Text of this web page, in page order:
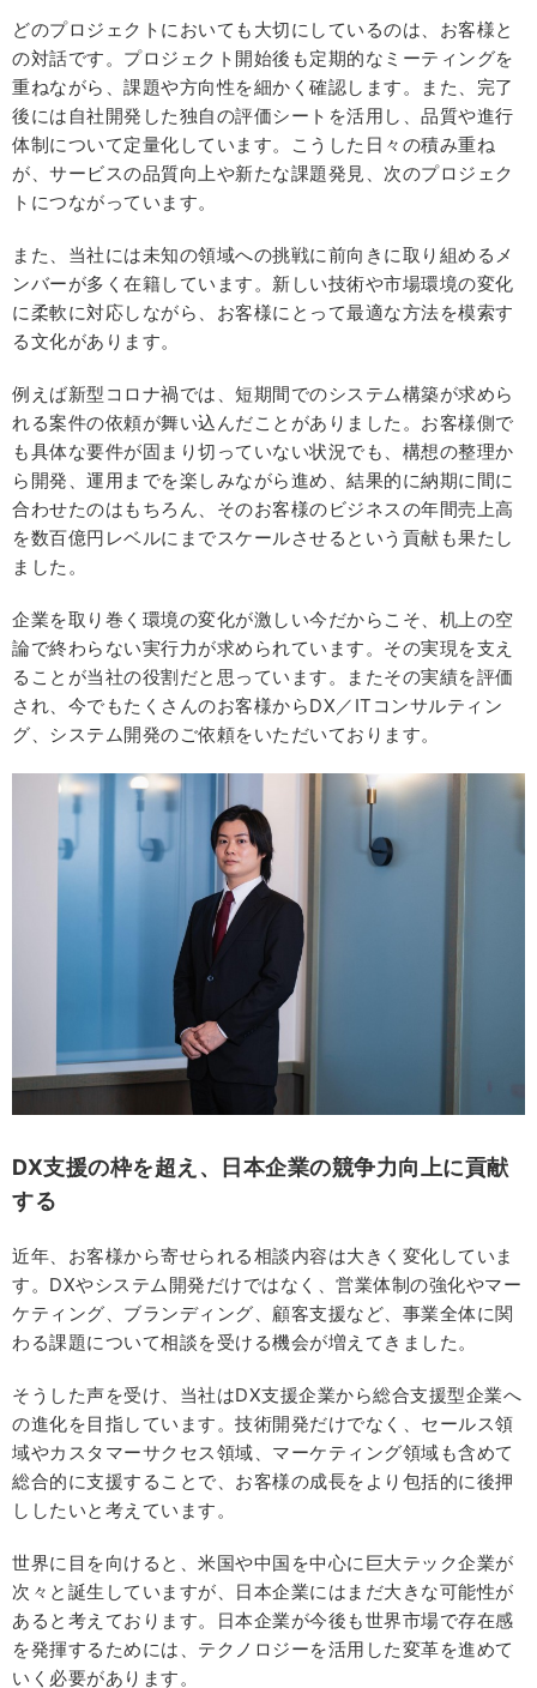
どのプロジェクトにおいても大切にしているのは、お客様と
の対話です。プロジェクト開始後も定期的なミーティングを
重ねながら、課題や方向性を細かく確認します。また、完了
後には自社開発した独自の評価シートを活用し、品質や進行
体制について定量化しています。こうした日々の積み重ね
が、サービスの品質向上や新たな課題発見、次のプロジェク
トにつながっています。
また、当社には未知の領域への挑戦に前向きに取り組めるメ
ンバーが多く在籍しています。新しい技術や市場環境の変化
に柔軟に対応しながら、お客様にとって最適な方法を模索す
る文化があります。
例えば新型コロナ禍では、短期間でのシステム構築が求めら
れる案件の依頼が舞い込んだことがありました。お客様側で
も具体な要件が固まり切っていない状況でも、構想の整理か
ら開発、運用までを楽しみながら進め、結果的に納期に間に
合わせたのはもちろん、そのお客様のビジネスの年間売上高
を数百億円レベルにまでスケールさせるという貢献も果たし
ました。
企業を取り巻く環境の変化が激しい今だからこそ、机上の空
論で終わらない実行力が求められています。その実現を支え
ることが当社の役割だと思っています。またその実績を評価
され、今でもたくさんのお客様からDX／ITコンサルティン
グ、システム開発のご依頼をいただいております。
DX支援の枠を超え、日本企業の競争力向上に貢献
する
近年、お客様から寄せられる相談内容は大きく変化していま
す。DXやシステム開発だけではなく、営業体制の強化やマー
ケティング、ブランディング、顧客支援など、事業全体に関
わる課題について相談を受ける機会が増えてきました。
そうした声を受け、当社はDX支援企業から総合支援型企業へ
の進化を目指しています。技術開発だけでなく、セールス領
域やカスタマーサクセス領域、マーケティング領域も含めて
総合的に支援することで、お客様の成長をより包括的に後押
ししたいと考えています。
世界に目を向けると、米国や中国を中心に巨大テック企業が
次々と誕生していますが、日本企業にはまだ大きな可能性が
あると考えております。日本企業が今後も世界市場で存在感
を発揮するためには、テクノロジーを活用した変革を進めて
いく必要があります。